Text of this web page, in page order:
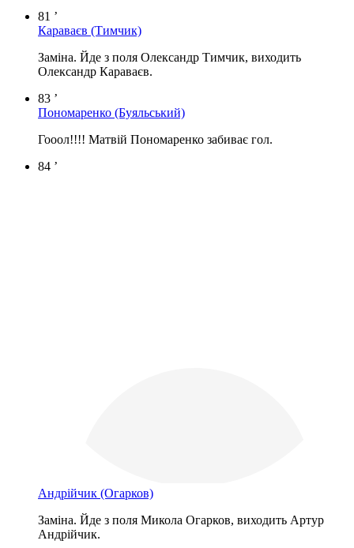
81 ’
Караваєв (Тимчик)
Заміна. Йде з поля Олександр Тимчик, виходить
Олександр Караваєв.
83 ’
Пономаренко (Буяльський)
Гооол!!!! Матвій Пономаренко забиває гол.
84 ’
Андрійчик (Огарков)
Заміна. Йде з поля Микола Огарков, виходить Артур
Андрійчик.